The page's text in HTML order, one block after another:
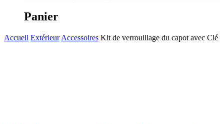
Panier
Accueil Extérieur Accessoires Kit de verrouillage du capot avec Clé